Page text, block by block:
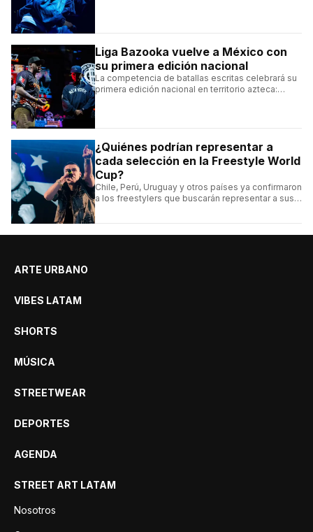
Liga Bazooka vuelve a México con
su primera edición nacional
La competencia de batallas escritas celebrará su
primera edición nacional en territorio azteca:
¿Quiénes podrían representar a
cada selección en la Freestyle World
Cup?
Chile, Perú, Uruguay y otros países ya confirmaron
a los freestylers que buscarán representar a sus
ARTE URBANO
VIBES LATAM
SHORTS
MÚSICA
STREETWEAR
DEPORTES
AGENDA
STREET ART LATAM
Nosotros